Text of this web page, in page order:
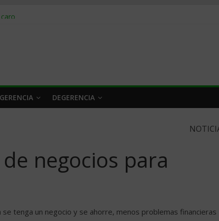
en 2026
hacer
y venderle
DEGERENCIA
negocios para
tenga un negocio y se ahorre, menos problemas financieras